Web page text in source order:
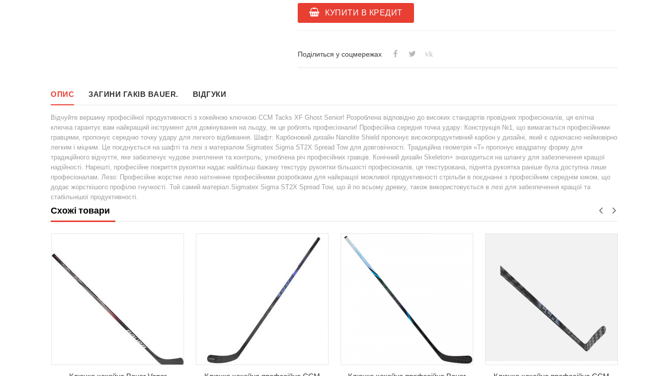
КУПИТИ В КРЕДИТ
Поділиться у соцмережах vk
ОПИС ЗАГИНИ ГАКІВ BAUER. ВІДГУКИ
Відчуйте вершину професійної продуктивності з хокейною ключкою CCM Tacks XF Ghost Senior! Розроблена відповідно до високих стандартів провідних професіоналів, ця елітна
ключка гарантує вам найкращий інструмент для домінування на льоду, як це роблять професіонали! Професійна середня точка удару: Конструкція №1, що вимагається професійними
гравцями, пропонує середню точку удару для легкого відбивання. Шафт: Карбоновий дизайн Nanolite Shield пропонує високопродуктивний карбон у дизайні, який є одночасно неймовірно
легким і міцним. Це поєднується на шафті та лезі з матеріалом Sigmatex Sigma ST2X Spread Tow для довговічності. Традиційна геометрія «Т» пропонує квадратну форму для
традиційного відчуття, яке забезпечує чудове зчеплення та контроль; улюблена річ професійних гравців. Конічний дизайн Skeleton+ знаходиться на шлангу для забезпечення кращої
надійності. Нарешті, професійне покриття рукоятки надає найбільш бажану текстуру рукоятки більшості професіоналів, ця текстурована, піднята рукоятка раніше була доступна лише
професіоналам. Лезо: Професійне жорстке лезо натхненне професійними розробками для найкращої можливої ​​продуктивності стрільби в поєднанні з професійним середнім киком, що
додає жорсткішого профілю гнучкості. Той самий матеріал Sigmatex Sigma ST2X Spread Tow, що й по всьому древку, також використовується в лезі для забезпечення кращої та
стабільнішої продуктивності.
Схожі товари